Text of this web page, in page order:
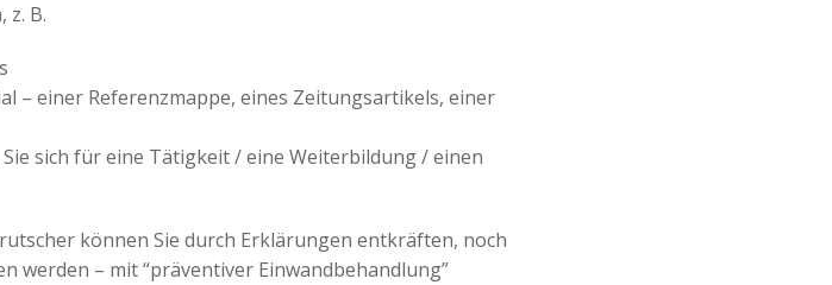
B.
– einer Referenzmappe, eines Zeitungsartikels, einer
sich für eine Tätigkeit / eine Weiterbildung / einen
können Sie durch Erklärungen entkräften, noch
werden – mit “präventiver Einwandbehandlung”